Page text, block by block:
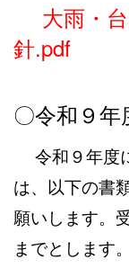
大雨・
針.pdf
〇令和９
令和９年度
は、以下の書
願いします。
までとします。